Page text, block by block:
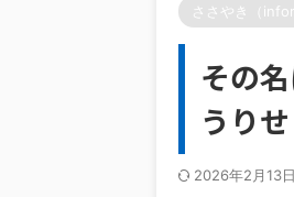
ささやき（
その
うり
2026年2月13日